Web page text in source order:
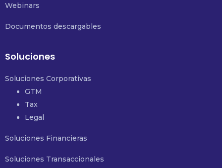
Webinars
Documentos descargables
Soluciones
Soluciones Corporativas
GTM
Tax
Legal
Soluciones Financieras
Soluciones Transaccionales